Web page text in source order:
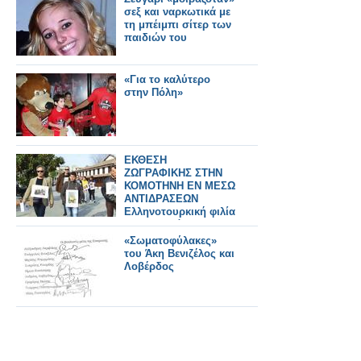
σεξ και ναρκωτικά με
τη μπέιμπι σίτερ των
παιδιών του
«Για το καλύτερο
στην Πόλη»
ΕΚΘΕΣΗ
ΖΩΓΡΑΦΙΚΗΣ ΣΤΗΝ
ΚΟΜΟΤΗΝΗ ΕΝ ΜΕΣΩ
ΑΝΤΙΔΡΑΣΕΩΝ
Ελληνοτουρκική φιλία
και αντιδράσεις για το
«τουρκοελληνικό
σουργελιστάν»
«Σωματοφύλακες»
του Άκη Βενιζέλος και
Λοβέρδος